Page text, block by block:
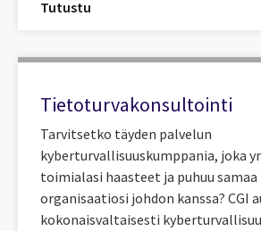
Tutustu
Tietoturvakonsultointi
Tarvitsetko täyden palvelun
kyberturvallisuuskumppania, joka
toimialasi haasteet ja puhuu
organisaatiosi johdon kanssa? CGI
kokonaisvaltaisesti